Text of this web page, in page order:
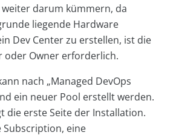
darum kümmern, da
liegende Hardware
Dev Center zu erstellen, ist die
oder Owner erforderlich.
nach „Managed DevOps
ein neuer Pool erstellt werden.
die erste Seite der Installation.
Subscription, eine